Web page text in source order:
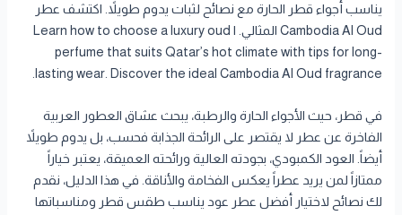
يناسب أجواء قطر الحارة مع نصائح لثبات يدوم طويلاً. اكتشف عطر
Cambodia Al Oud المثالي. | Learn how to choose a luxury oud
perfume that suits Qatar’s hot climate with tips for long-
lasting wear. Discover the ideal Cambodia Al Oud fragrance.
في قطر، حيث الأجواء الحارة والرطبة، يبحث عشاق العطور العربية
الفاخرة عن عطر لا يقتصر على الرائحة الجذابة فحسب، بل يدوم طويلاً
أيضاً. العود الكمبودي، بجودته العالية ورائحته العميقة، يعتبر خياراً
ممتازاً لمن يريد عطراً يعكس الفخامة والأناقة. في هذا الدليل، نقدم
لك نصائح لاختيار أفضل عطر عود يناسب طقس قطر ومناسباتها